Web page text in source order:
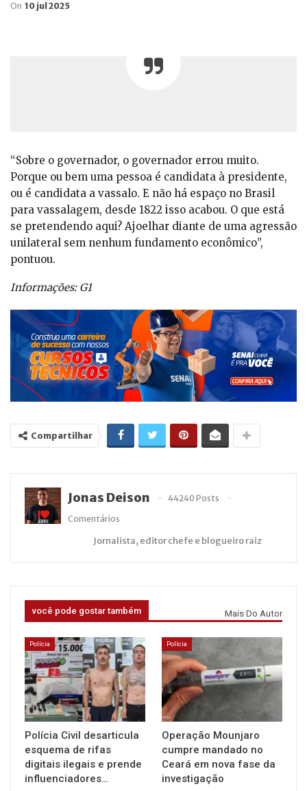
On 10 jul 2025
“Sobre o governador, o governador errou muito.
Porque ou bem uma pessoa é candidata à presidente,
ou é candidata a vassalo. E não há espaço no Brasil
para vassalagem, desde 1822 isso acabou. O que está
se pretendendo aqui? Ajoelhar diante de uma agressão
unilateral sem nenhum fundamento econômico”,
pontuou.
Informações: G1
Compartilhar
Jonas Deison
44240 Posts
Comentários
Jornalista, editor chefe e blogueiro raiz
você pode gostar também Mais Do Autor
Polícia
Polícia Civil desarticula
esquema de rifas
digitais ilegais e prende
influenciadores…
Polícia
Operação Mounjaro
cumpre mandado no
Ceará em nova fase da
investigação